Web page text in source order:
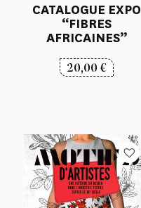
CATALOGUE EXPO
“FIBRES
AFRICAINES”
20,00€